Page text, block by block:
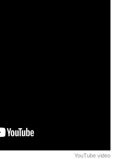
YouTube video